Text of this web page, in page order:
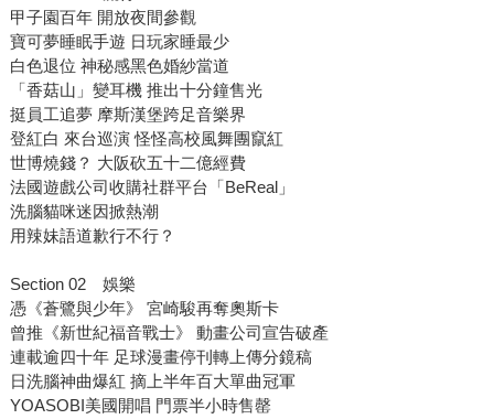
甲子園百年 開放夜間參觀
寶可夢睡眠手遊 日玩家睡最少
白色退位 神秘感黑色婚紗當道
「香菇山」變耳機 推出十分鐘售光
挺員工追夢 摩斯漢堡跨足音樂界
登紅白 來台巡演 怪怪高校風舞團竄紅
世博燒錢？ 大阪砍五十二億經費
法國遊戲公司收購社群平台「BeReal」
洗腦貓咪迷因掀熱潮
用辣妹語道歉行不行？
Section 02 娛樂
憑《蒼鷺與少年》 宮崎駿再奪奧斯卡
曾推《新世紀福音戰士》 動畫公司宣告破產
連載逾四十年 足球漫畫停刊轉上傳分鏡稿
日洗腦神曲爆紅 摘上半年百大單曲冠軍
YOASOBI美國開唱 門票半小時售罄